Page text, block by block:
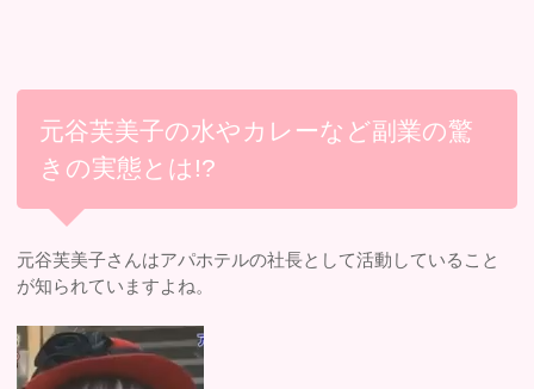
元谷芙美子の水やカレーなど副業の驚
きの実態とは!?
元谷芙美子さんはアパホテルの社長として活動していること
が知られていますよね。